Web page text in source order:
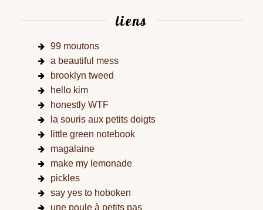
liens
99 moutons
a beautiful mess
brooklyn tweed
hello kim
honestly WTF
la souris aux petits doigts
little green notebook
magalaine
make my lemonade
pickles
say yes to hoboken
une poule à petits pas